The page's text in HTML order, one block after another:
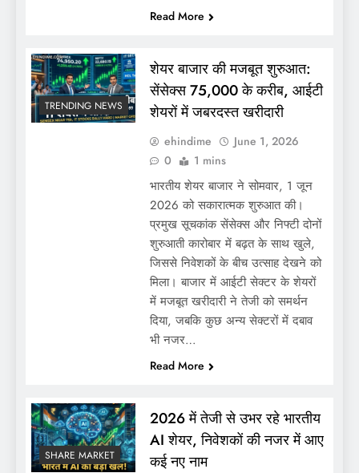
Read More
TRENDING NEWS
शेयर बाजार की मजबूत शुरुआत:
सेंसेक्स 75,000 के करीब, आईटी
शेयरों में जबरदस्त खरीदारी
ehindime
June 1, 2026
0
1 mins
भारतीय शेयर बाजार ने सोमवार, 1 जून
2026 को सकारात्मक शुरुआत की।
प्रमुख सूचकांक सेंसेक्स और निफ्टी दोनों
शुरुआती कारोबार में बढ़त के साथ खुले,
जिससे निवेशकों के बीच उत्साह देखने को
मिला। बाजार में आईटी सेक्टर के शेयरों
में मजबूत खरीदारी ने तेजी को समर्थन
दिया, जबकि कुछ अन्य सेक्टरों में दबाव
भी नजर…
Read More
SHARE MARKET
2026 में तेजी से उभर रहे भारतीय
AI शेयर, निवेशकों की नजर में आए
कई नए नाम